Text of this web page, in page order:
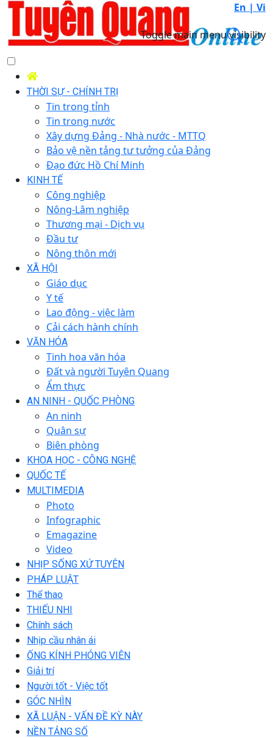
En | Vi
Toggle main menu visibility
THỜI SỰ - CHÍNH TRỊ
Tin trong tỉnh
Tin trong nước
Xây dựng Đảng - Nhà nước - MTTQ
Bảo vệ nền tảng tư tưởng của Đảng
Đạo đức Hồ Chí Minh
KINH TẾ
Công nghiệp
Nông-Lâm nghiệp
Thương mại - Dịch vụ
Đầu tư
Nông thôn mới
XÃ HỘI
Giáo dục
Y tế
Lao động - việc làm
Cải cách hành chính
VĂN HÓA
Tinh hoa văn hóa
Đất và người Tuyên Quang
Ẩm thực
AN NINH - QUỐC PHÒNG
An ninh
Quân sự
Biên phòng
KHOA HỌC - CÔNG NGHỆ
QUỐC TẾ
MULTIMEDIA
Photo
Infographic
Emagazine
Video
NHỊP SỐNG XỨ TUYÊN
PHÁP LUẬT
Thể thao
THIẾU NHI
Chính sách
Nhịp cầu nhân ái
ỐNG KÍNH PHÓNG VIÊN
Giải trí
Người tốt - Việc tốt
GÓC NHÌN
XÃ LUẬN - VẤN ĐỀ KỲ NÀY
NỀN TẢNG SỐ